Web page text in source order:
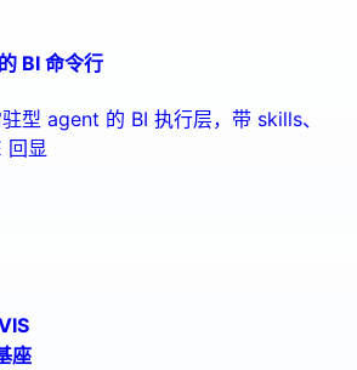
BI 命令行
型 agent 的 BI 执行层，带 skills、
回显
座